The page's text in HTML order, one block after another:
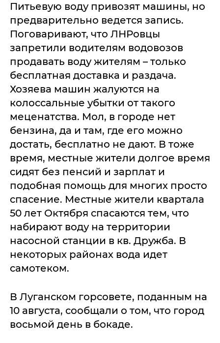
Питьевую воду привозят машины, но
предварительно ведется запись.
Поговаривают, что ЛНРовцы
запретили водителям водовозов
продавать воду жителям – только
бесплатная доставка и раздача.
Хозяева машин жалуются на
колоссальные убытки от такого
меценатства. Мол, в городе нет
бензина, да и там, где его можно
достать, бесплатно не дают. В тоже
время, местные жители долгое время
сидят без пенсий и зарплат и
подобная помощь для многих просто
спасение. Местные жители квартала
50 лет Октября спасаются тем, что
набирают воду на территории
насосной станции в кв. Дружба. В
некоторых районах вода идет
самотеком.
В Луганском горсовете, поданным на
10 августа, сообщали о том, что город
восьмой день в бокаде.